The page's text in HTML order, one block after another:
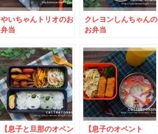
やいちゃんトリオのお
弁当
クレヨンしんちゃんの
お弁当
【息子と旦那のオベン
【息子のオベント